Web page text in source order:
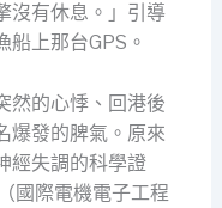
沒有休息。」引導
船上那台GPS。
然的心悸、回港後
爆發的脾氣。原來
經失調的科學證
國際電機電子工程